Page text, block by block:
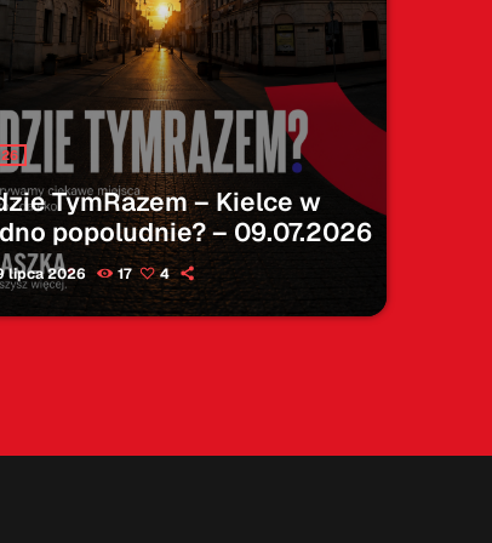
TymRazem – Kielce w
popoludnie? – 09.07.2026
lipca 2026 17 4